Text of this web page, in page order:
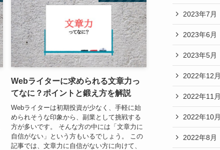
Webライターに求められる文章力っ
てなに？ポイントと鍛え方を解説
Webライターは初期投資が少なく、手軽に始
められそうな印象から、副業として挑戦する
方が多いです。 そんな方の中には「文章力に
自信がない」という方もいるでしょう。 この
記事では、文章力に自信がない方に向けて、
2023年7月
2023年6月
2023年5月
2022年12月
2022年11月
2022年10月
2022年8月